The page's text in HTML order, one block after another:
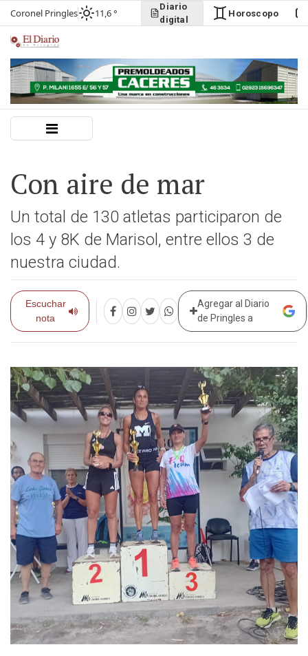
Coronel Pringles 11,6 °
Diario
digital
Horoscopo
Con aire de mar
Un total de 130 atletas participaron de
los 4 y 8K de Marisol, entre ellos 3 de
nuestra ciudad.
Escuchar
nota
Agregar al Diario
de Pringles a